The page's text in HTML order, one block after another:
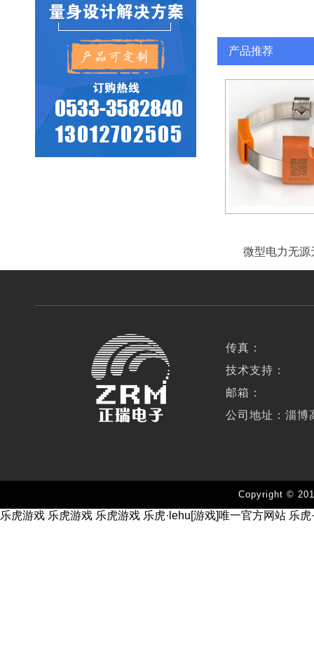
产品推荐
微型电力无源
传真：
技术支持：
邮箱：
公司地址：淄博
Copyright ©
乐虎游戏 乐虎游戏 乐虎游戏 乐虎·lehu[游戏]唯一官方网站 乐